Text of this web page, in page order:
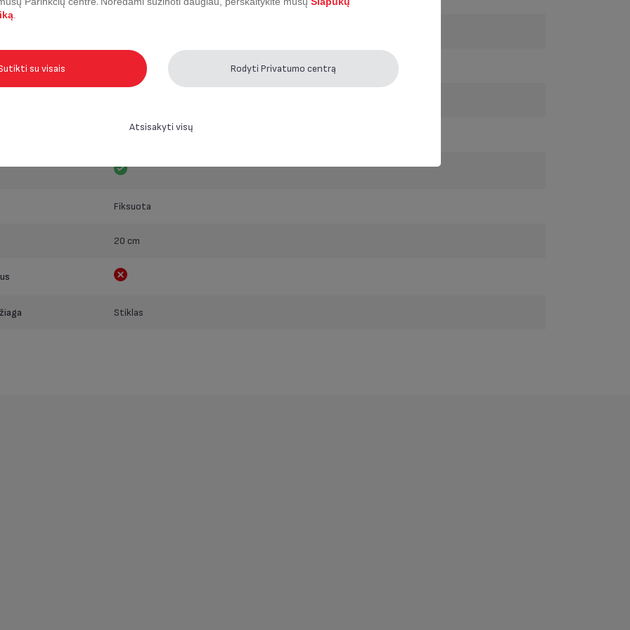
Veidrodinio efekto nerūdijantis plienas
Taip; Iki 175°C (išskyrus stiklinius dangtelius)
Fiksuota
20 cm
Stiklas
su visais Rodyti Privatumo centrą
Atsisakyti visų